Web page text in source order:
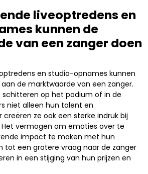
liveoptredens en
kunnen de
van een zanger doen
en studio-opnames kunnen
de marktwaarde van een zanger.
schitteren op het podium of in de
niet alleen hun talent en
ze ook een sterke indruk bij
vermogen om emoties over te
impact te maken met hun
tot een grotere vraag naar de zanger
in een stijging van hun prijzen en